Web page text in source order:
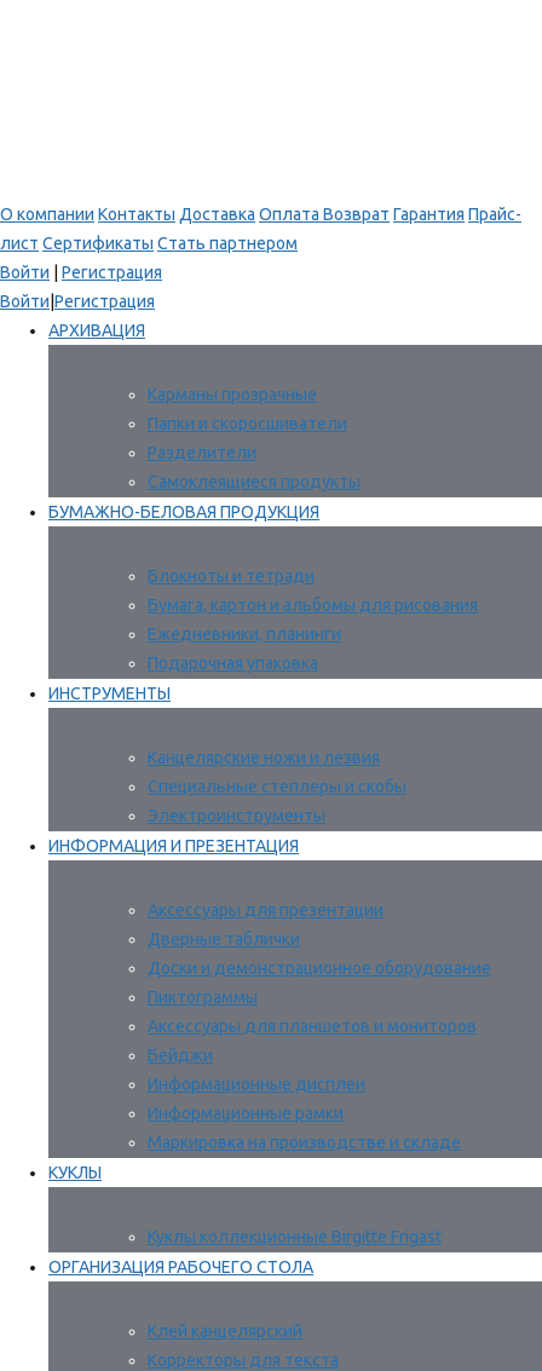
О компании Контакты Доставка Оплата Возврат Гарантия Прайс-
лист Сертификаты Стать партнером
Войти
Регистрация
Войти Регистрация
АРХИВАЦИЯ
Карманы прозрачные
Папки и скоросшиватели
Разделители
Самоклеящиеся продукты
БУМАЖНО-БЕЛОВАЯ ПРОДУКЦИЯ
Блокноты и тетради
Бумага, картон и альбомы для рисования
Ежедневники, планинги
Подарочная упаковка
ИНСТРУМЕНТЫ
Канцелярские ножи и лезвия
Специальные степлеры и скобы
Электроинструменты
ИНФОРМАЦИЯ И ПРЕЗЕНТАЦИЯ
Аксессуары для презентации
Дверные таблички
Доски и демонстрационное оборудование
Пиктограммы
Аксессуары для планшетов и мониторов
Бейджи
Информационные дисплеи
Информационные рамки
Маркировка на производстве и складе
КУКЛЫ
Куклы коллекционные Birgitte Frigast
ОРГАНИЗАЦИЯ РАБОЧЕГО СТОЛА
Клей канцелярский
Корректоры для текста